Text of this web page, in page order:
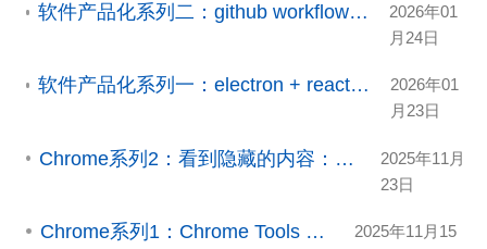
软件产品化系列二：github workflow发布electron release
2026年01
月24日
软件产品化系列一：electron + react + vue + java应用打包
2026年01
月23日
Chrome系列2：看到隐藏的内容：浏览器内容复制
2025年11月
23日
Chrome系列1：Chrome Tools 速览
2025年11月15